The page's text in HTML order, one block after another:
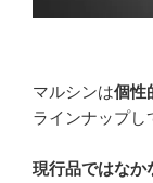
マルシンは個性
ラインナップし
現行品ではなか